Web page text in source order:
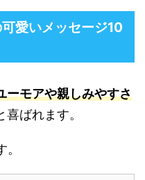
愛いメッセージ10
ーモアや親しみやすさ
喜ばれます。